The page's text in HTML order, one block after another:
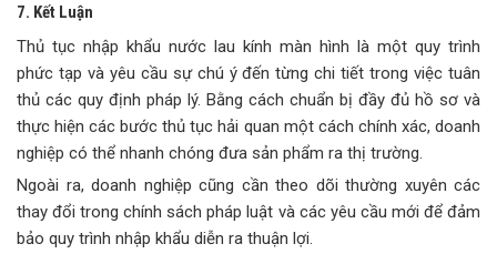
7. Kết Luận
Thủ tục nhập khẩu nước lau kính màn hình là một quy trình
phức tạp và yêu cầu sự chú ý đến từng chi tiết trong việc tuân
thủ các quy định pháp lý. Bằng cách chuẩn bị đầy đủ hồ sơ và
thực hiện các bước thủ tục hải quan một cách chính xác, doanh
nghiệp có thể nhanh chóng đưa sản phẩm ra thị trường.
Ngoài ra, doanh nghiệp cũng cần theo dõi thường xuyên các
thay đổi trong chính sách pháp luật và các yêu cầu mới để đảm
bảo quy trình nhập khẩu diễn ra thuận lợi.